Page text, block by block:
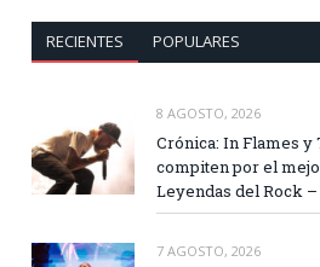
RECIENTES POPULARES
8 AGOSTO, 2026
Crónica: In Flames y
compiten por el
Leyendas del Rock
7 AGOSTO, 2026